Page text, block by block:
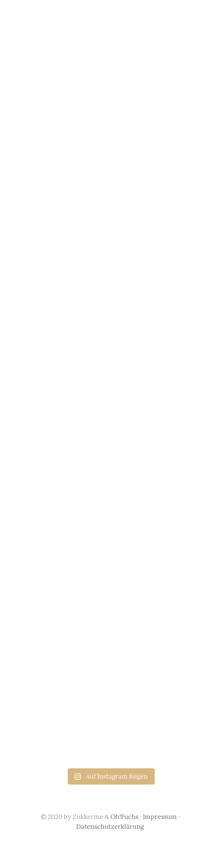
Auf Instagram folgen
© 2020 by Zukkerme &Oh!Fuchs· Impressum ·
Datenschutzerklärung